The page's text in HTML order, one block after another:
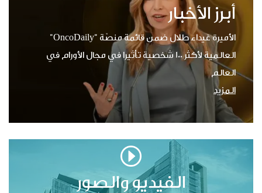
أبرز الأخبار
الأميرة غيداء طلال ضمن قائمة منصّة "OncoDaily"
العالمية لأكثر 100 شخصية تأثيرا في مجال الأورام في
العالم
المزيد
الفيديو والصور